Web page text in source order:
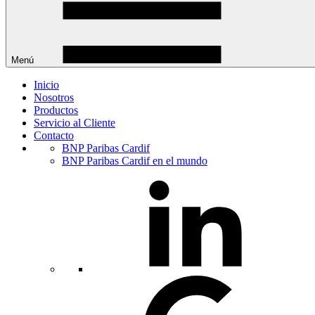
Menú
Inicio
Nosotros
Productos
Servicio al Cliente
Contacto
BNP Paribas Cardif
BNP Paribas Cardif en el mundo